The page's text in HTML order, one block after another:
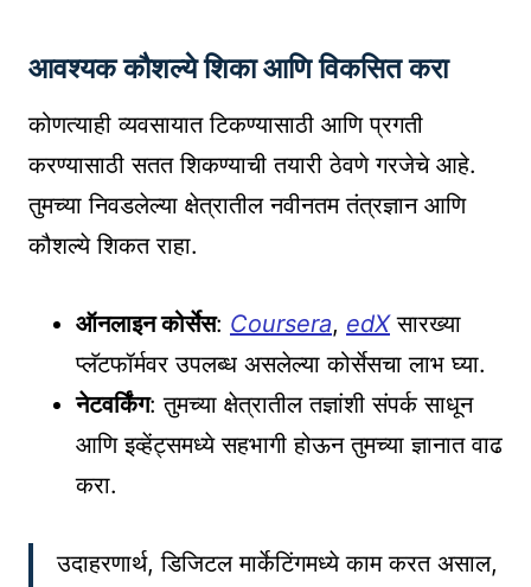
आवश्यक कौशल्ये शिका आणि विकसित करा
कोणत्याही व्यवसायात टिकण्यासाठी आणि प्रगती
करण्यासाठी सतत शिकण्याची तयारी ठेवणे गरजेचे आहे.
तुमच्या निवडलेल्या क्षेत्रातील नवीनतम तंत्रज्ञान आणि
कौशल्ये शिकत राहा.
ऑनलाइन कोर्सेस: Coursera, edXसारख्या
प्लॅटफॉर्मवर उपलब्ध असलेल्या कोर्सेसचा लाभ घ्या.
नेटवर्किंग: तुमच्या क्षेत्रातील तज्ञांशी संपर्क साधून
आणि इव्हेंट्समध्ये सहभागी होऊन तुमच्या ज्ञानात वाढ
करा.
उदाहरणार्थ, डिजिटल मार्केटिंगमध्ये काम करत असाल,